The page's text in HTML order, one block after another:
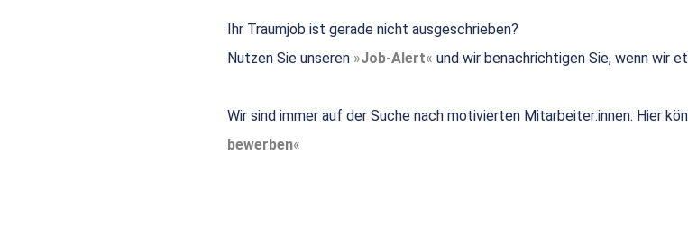
Ihr Traumjob ist gerade nicht ausgeschrieben?
Nutzen Sie unseren
Job-Alert und wir benachrichtigen Sie, wenn wir
Wir sind immer auf der Suche nach motivierten Mitarbeiter:innen. Hier
bewerben